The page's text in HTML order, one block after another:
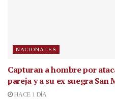
NACIONALES
Capturan a hombre por
pareja y a su ex suegra San
HACE 1 DÍA